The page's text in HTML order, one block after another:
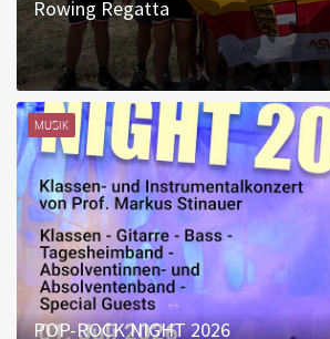
Rowing Regatta
MUSIK
POP-ROCK NIGHT 2026